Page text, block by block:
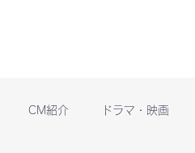
CM紹介 ドラマ・映画